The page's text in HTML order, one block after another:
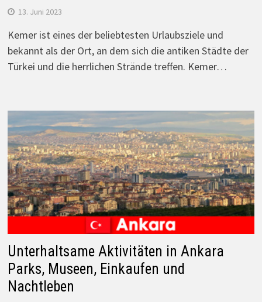
13. Juni 2023
Kemer ist eines der beliebtesten Urlaubsziele und
bekannt als der Ort, an dem sich die antiken Städte der
Türkei und die herrlichen Strände treffen. Kemer…
Unterhaltsame Aktivitäten in Ankara
Parks, Museen, Einkaufen und
Nachtleben